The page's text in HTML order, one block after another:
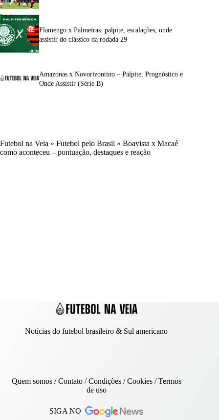
Flamengo x Palmeiras: palpite, escalações, onde
assistir do clássico da rodada 29
Amazonas x Novorizontino – Palpite, Prognóstico e
Onde Assistir (Série B)
Futebol na Veia » Futebol pelo Brasil » Boavista x Macaé
como aconteceu – pontuação, destaques e reação
Notícias do futebol brasileiro & Sul americano
Quem somos/Contato/ Condições /Cookies/Termos
de uso
SIGA NO